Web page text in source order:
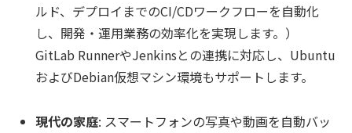
ルド、デプロイまでのCI/CDワークフローを自動化
し、開発・運用業務の効率化を実現します。）
GitLab RunnerやJenkinsとの連携に対応し、Ubuntu
およびDebian仮想マシン環境もサポートします。
現代の家庭: スマートフォンの写真や動画を自動バッ